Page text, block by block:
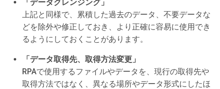
「データクレンジング」
上記と同様で、累積した過去のデータ、不要データな
どを除外や修正しておき、より正確に容易に使用でき
るようにしておくことがあります。
「データ取得先、取得方法変更」
RPAで使用するファイルやデータを、現行の取得先や
取得方法ではなく、異なる場所やデータ形式にしたほ